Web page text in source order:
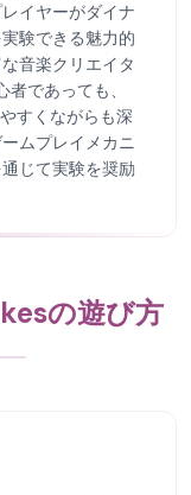
イヤーがダイナ
験できる魅力的
音楽クリエイタ
であっても、
すくながらも深
ムプレイメカニ
じて実験を奨励
の遊び方